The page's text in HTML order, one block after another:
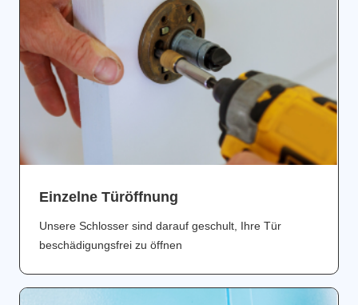
Einzelne Türöffnung
Unsere Schlosser sind darauf geschult, Ihre Tür
beschädigungsfrei zu öffnen